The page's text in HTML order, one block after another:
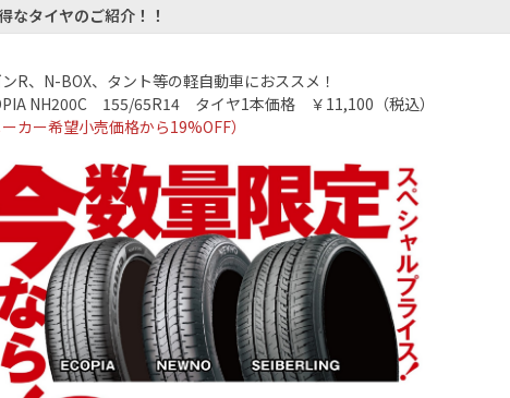
なタイヤのご紹介！！
R、 N-BOX、タント等の軽自動車におススメ！
NH200C
155/65R14 タイヤ1本価格 ￥ 11,100 （税込）
ーカー希望小売価格から19%OFF）